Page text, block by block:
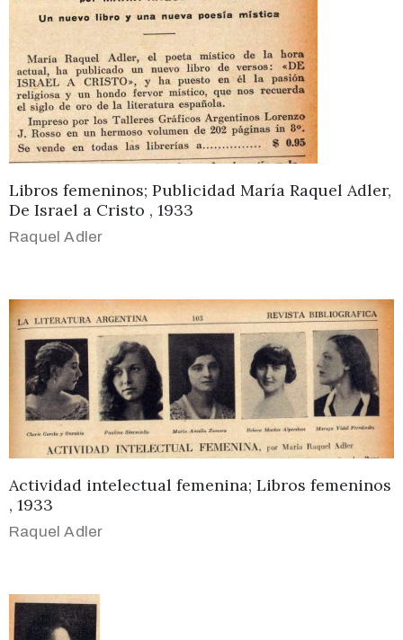
Libros femeninos; Publicidad María Raquel Adler,
De Israel a Cristo , 1933
Raquel Adler
Actividad intelectual femenina; Libros femeninos
, 1933
Raquel Adler